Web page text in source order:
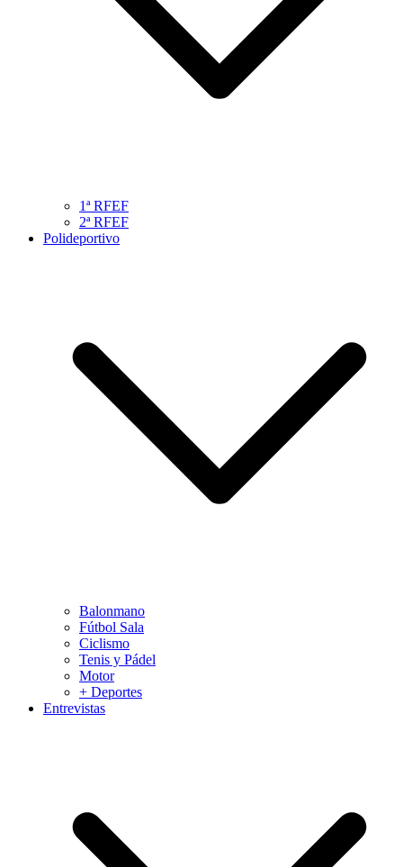
1ª RFEF
2ª RFEF
Polideportivo
Balonmano
Fútbol Sala
Ciclismo
Tenis y Pádel
Motor
+ Deportes
Entrevistas